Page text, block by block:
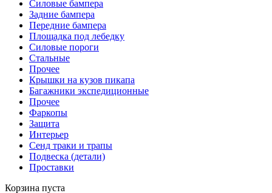
Силовые бампера
Задние бампера
Передние бампера
Площадка под лебедку
Силовые пороги
Стальные
Прочее
Крышки на кузов пикапа
Багажники экспедиционные
Прочее
Фаркопы
Защита
Интерьер
Сенд траки и трапы
Подвеска (детали)
Проставки
Корзина пуста